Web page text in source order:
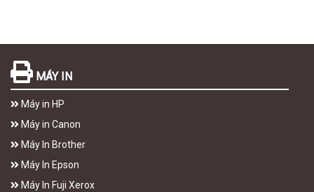
MÁY IN
Máy in HP
Máy in Canon
Máy In Brother
Máy In Epson
Máy In Fuji Xerox